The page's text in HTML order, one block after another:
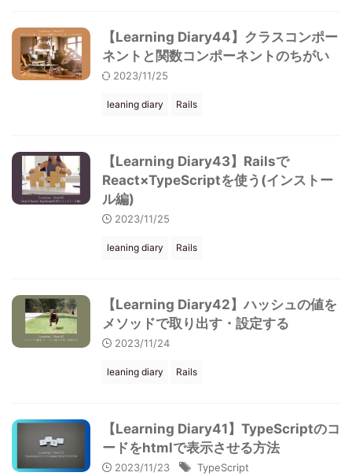
【Learning Diary44】クラスコンポー
ネントと関数コンポーネントのちがい
2023/11/25
leaning diary Rails
【Learning Diary43】Railsで
React×TypeScriptを使う(インストー
ル編)
2023/11/25
leaning diary Rails
【Learning Diary42】ハッシュの値を
メソッドで取り出す・設定する
2023/11/24
leaning diary Rails
【Learning Diary41】TypeScriptのコ
ードをhtmlで表示させる方法
2023/11/23 TypeScript